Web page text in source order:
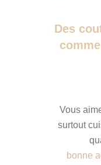
Des
Vous
surtout
bonne